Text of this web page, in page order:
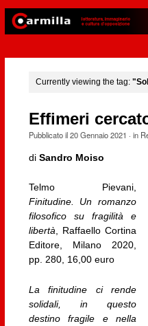
Currently viewing the tag:
Effimeri
Pubblicato il20 Gennaio 2021 · in
di Sandro Moiso
Telmo Pievani,
Finitudine. Un romanzo
filosofico su fragilità e
libertà, Raffaello Cortina
Editore, Milano 2020,
pp. 280, 16,00 euro
La finitudine ci rende
solidali, in questo
destino fragile e nella